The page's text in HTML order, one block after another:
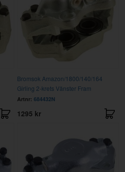
Bromsok Amazon/1800/140/164
Girling 2-krets Vänster Fram
Artnr: 684432N
1295 kr